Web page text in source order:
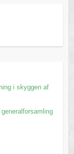
i skyggen af